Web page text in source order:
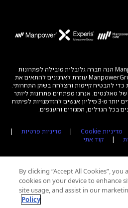
ManpowerGroup® (NYSE: MAN) הנה חברה גלובלית מובילה לפתרונות
חדשניים בעולם התעסוקה. ManpowerGroup עוזרת לארגונים להתאים את
להבטיח קיימות והצלחה בשוק התחרותי.
טאלנטים. אנחנו מפתחים פתרונות ליותר
מ-400,000 לקוחות בעולם ומחברים יותר מ-3 מיליון אנשים להזדמנויות לפיתוח
בכל הגדלים, המגזרים והענפים.
מדיניות Cookie | מדיניות פרטיות
|
| קוד אתי
By clicking “Accept All Cookies”,
cookies on your device to enhance
site usage, and assist in our
Policy